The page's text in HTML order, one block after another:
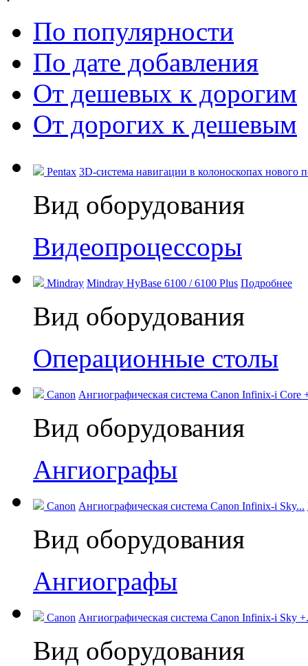
По популярности
По дате добавления
От дешевых к дорогим
От дорогих к дешевым
Pentax 3D-система навигации в колоноскопах нового
Вид оборудования
Видеопроцессоры
Mindray Mindray HyBase 6100 / 6100 Plus Подробнее
Вид оборудования
Операционные столы
Canon Ангиографическая система Canon Infinix-i Core
Вид оборудования
Ангиографы
Canon Ангиографическая система Canon Infinix-i Sky...
Вид оборудования
Ангиографы
Canon Ангиографическая система Canon Infinix-i Sky
Вид оборудования